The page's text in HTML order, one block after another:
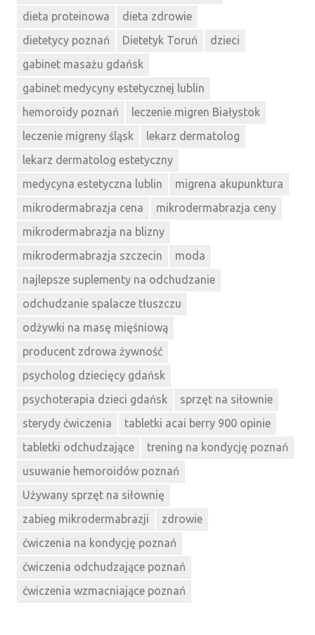
dieta proteinowa
dieta zdrowie
dietetycy poznań
Dietetyk Toruń
dzieci
gabinet masażu gdańsk
gabinet medycyny estetycznej lublin
hemoroidy poznań
leczenie migren Białystok
leczenie migreny śląsk
lekarz dermatolog
lekarz dermatolog estetyczny
medycyna estetyczna lublin
migrena akupunktura
mikrodermabrazja cena
mikrodermabrazja ceny
mikrodermabrazja na blizny
mikrodermabrazja szczecin
moda
najlepsze suplementy na odchudzanie
odchudzanie spalacze tłuszczu
odżywki na masę mięśniową
producent zdrowa żywność
psycholog dziecięcy gdańsk
psychoterapia dzieci gdańsk
sprzęt na siłownie
sterydy ćwiczenia
tabletki acai berry 900 opinie
tabletki odchudzające
trening na kondycję poznań
usuwanie hemoroidów poznań
Używany sprzęt na siłownię
zabieg mikrodermabrazji
zdrowie
ćwiczenia na kondycję poznań
ćwiczenia odchudzające poznań
ćwiczenia wzmacniające poznań